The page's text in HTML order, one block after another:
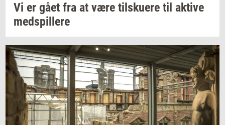
Vi er gået fra at være til­sku­e­re til ak­ti­ve
med­spil­le­re